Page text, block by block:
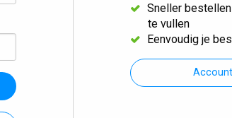
Sneller
te vullen
Eenvoudig je